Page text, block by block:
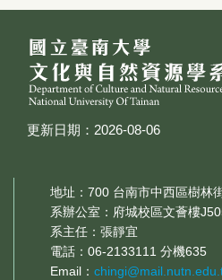
更新日期：2026-08-06
地址：700 台南市中西區樹林
系辦公室：府城校區文薈樓
系主任：張靜宜
電話：06-2133111 分機635
Email：